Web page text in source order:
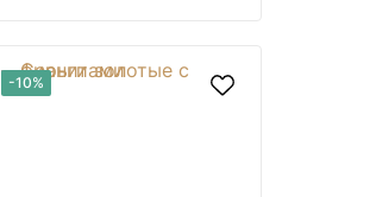
-10%